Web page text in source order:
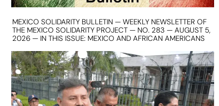
MEXICO SOLIDARITY BULLETIN — WEEKLY NEWSLETTER OF
THE MEXICO SOLIDARITY PROJECT — NO. 283 — AUGUST 5,
2026 — IN THIS ISSUE: MEXICO AND AFRICAN AMERICANS